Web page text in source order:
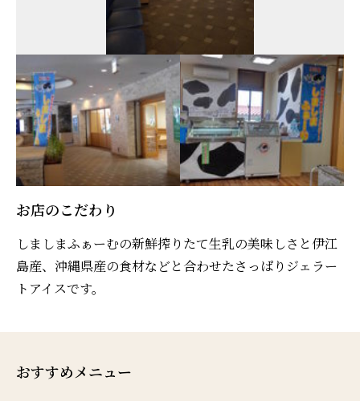
お店のこだわり
しましまふぁーむの新鮮搾りたて生乳の美味しさと伊江
島産、沖縄県産の食材などと合わせたさっぱりジェラー
トアイスです。
おすすめメニュー